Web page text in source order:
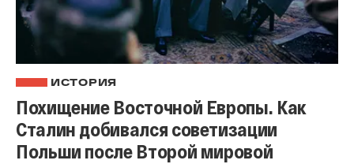
ИСТОРИЯ
Похищение Восточной Европы. Как
Сталин добивался советизации
Польши после Второй мировой